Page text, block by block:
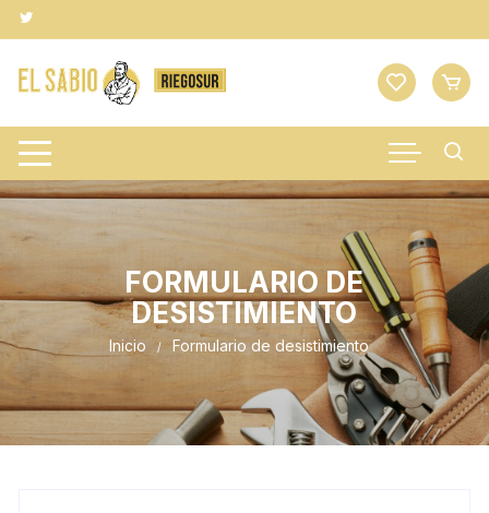
Saltar
al
contenido
FORMULARIO DE
DESISTIMIENTO
Inicio Formulario de desistimiento